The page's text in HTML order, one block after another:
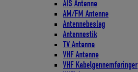
AIS Antenne
AM/FM Antenne
Antennebeslag
Antennestik
TV Antenne
VHF Antenne
VHF Kabelgennemføringer